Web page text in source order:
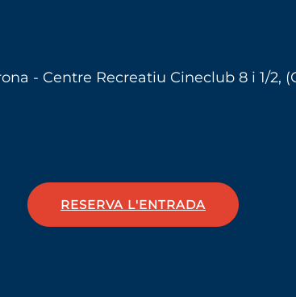
- Centre Recreatiu Cineclub 8 i 1/2,
RESERVA L'ENTRADA